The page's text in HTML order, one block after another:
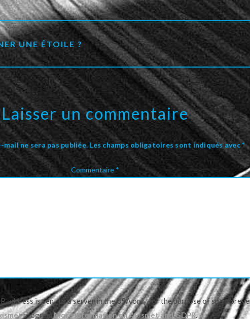
UNE ÉTOILE ?
Laisser un commentaire
ne sera pas publiée. Les champs obligatoires sont indiqués avec*
Commentaire *
address is sent to a server in the USA only for the purpose of spam
program.More information on Akismet and GDPR.